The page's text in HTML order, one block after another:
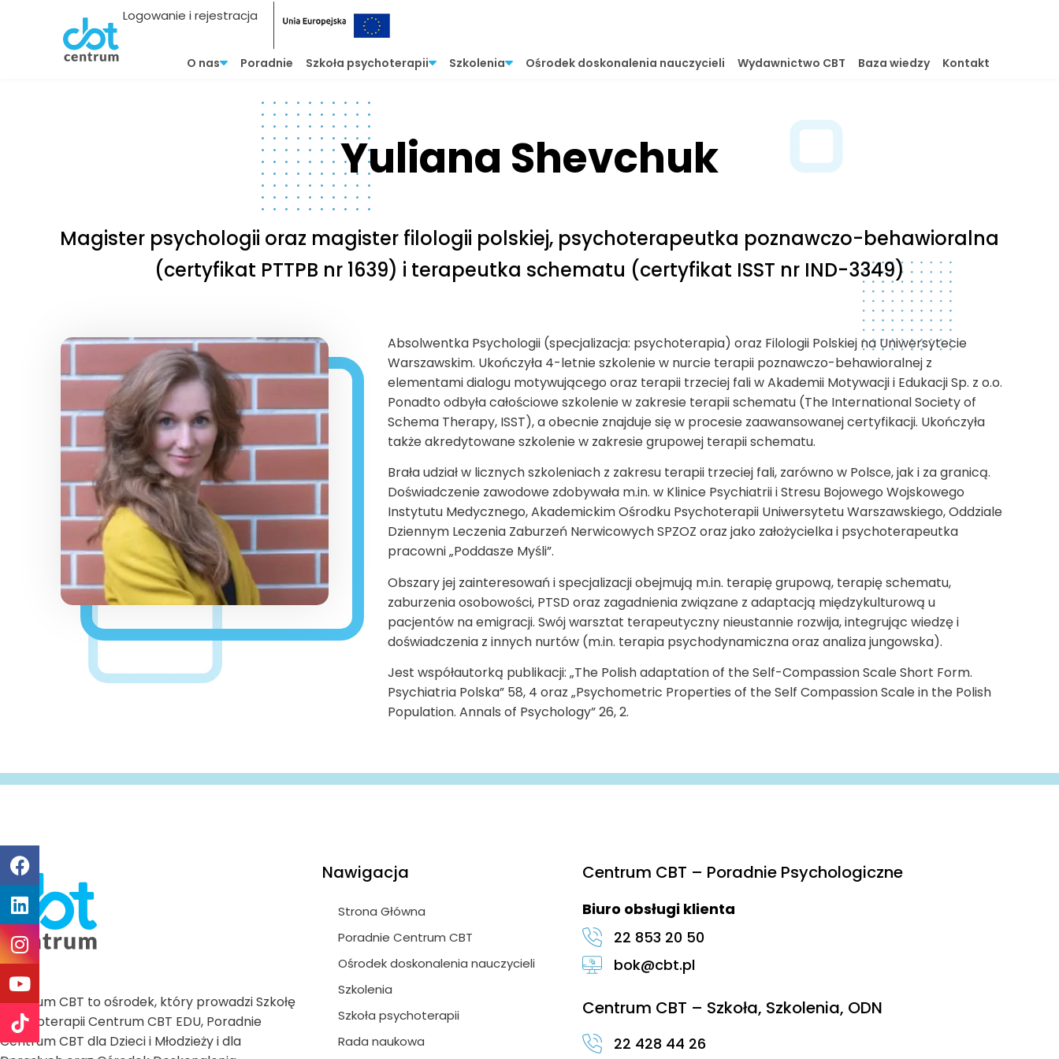
Logowanie i rejestracja
O nas Poradnie Szkoła psychoterapii Szkolenia Ośrodek doskonalenia nauczycieli Wydawnictwo CBT Baza wiedzy Kontakt
Yuliana Shevchuk
Magister psychologii oraz magister filologii polskiej, psychoterapeutka poznawczo-behawioralna
(certyfikat PTTPB nr 1639) i terapeutka schematu (certyfikat ISST nr IND-3349)
Absolwentka Psychologii (specjalizacja: psychoterapia) oraz Filologii Polskiej na Uniwersytecie
Warszawskim. Ukończyła 4-letnie szkolenie w nurcie terapii poznawczo-behawioralnej z
elementami dialogu motywującego oraz terapii trzeciej fali w Akademii Motywacji i Edukacji Sp. z o.o.
Ponadto odbyła całościowe szkolenie w zakresie terapii schematu (The International Society of
Schema Therapy, ISST), a obecnie znajduje się w procesie zaawansowanej certyfikacji. Ukończyła
także akredytowane szkolenie w zakresie grupowej terapii schematu.
Brała udział w licznych szkoleniach z zakresu terapii trzeciej fali, zarówno w Polsce, jak i za granicą.
Doświadczenie zawodowe zdobywała m.in. w Klinice Psychiatrii i Stresu Bojowego Wojskowego
Instytutu Medycznego, Akademickim Ośrodku Psychoterapii Uniwersytetu Warszawskiego, Oddziale
Dziennym Leczenia Zaburzeń Nerwicowych SPZOZ oraz jako założycielka i psychoterapeutka
pracowni „Poddasze Myśli”.
Obszary jej zainteresowań i specjalizacji obejmują m.in. terapię grupową, terapię schematu,
zaburzenia osobowości, PTSD oraz zagadnienia związane z adaptacją międzykulturową u
pacjentów na emigracji. Swój warsztat terapeutyczny nieustannie rozwija, integrując wiedzę i
doświadczenia z innych nurtów (m.in. terapia psychodynamiczna oraz analiza jungowska).
Jest współautorką publikacji: „The Polish adaptation of the Self-Compassion Scale Short Form.
Psychiatria Polska” 58, 4 oraz „Psychometric Properties of the Self Compassion Scale in the Polish
Population. Annals of Psychology” 26, 2.
Centrum CBT to ośrodek, który prowadzi Szkołę
Psychoterapii Centrum CBT EDU, Poradnie
Centrum CBT dla Dzieci i Młodzieży i dla
Nawigacja
Strona Główna
Poradnie Centrum CBT
Ośrodek doskonalenia nauczycieli
Szkolenia
Szkoła psychoterapii
Rada naukowa
Centrum CBT – Poradnie Psychologiczne
Biuro obsługi klienta
22 853 20 50
bok@cbt.pl
Centrum CBT – Szkoła, Szkolenia, ODN
22 428 44 26